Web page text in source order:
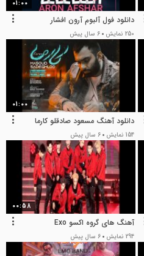
01:00
دانلود فول آلبوم آرون افشار
250 نمایش 6 سال پیش
01:00
دانلود آهنگ مسعود صادقلو کارما
154 نمایش 6 سال پیش
00:58
آهنگ های گروه اکسو Exo
294 نمایش 6 سال پیش